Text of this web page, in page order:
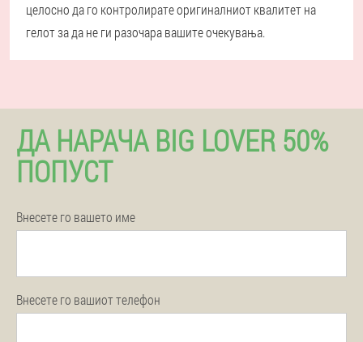
целосно да го контролирате оригиналниот квалитет на
гелот за да не ги разочара вашите очекувања.
ДА НАРАЧА BIG LOVER 50%
ПОПУСТ
Внесете го вашето име
Внесете го вашиот телефон